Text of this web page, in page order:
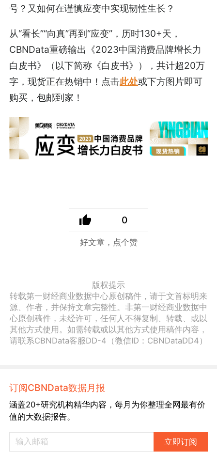
号？又如何在谨慎应变中实现韧性生长？
从“看长”“向真”再到“应变”，历时130+天，
CBNData重磅输出《2023中国消费品牌增长力
白皮书》（以下简称《白皮书》），共计超20万
字，现货正在热销中！点击此处或下方图片即可
购买，包邮到家！
0
好文章，点个赞
版权提示
转载第一财经商业数据中心原创稿件，请于文首标明来
源、作者，并保持文章完整性。非第一财经商业数据中
心原创稿件，未经许可，任何人不得复制、转载、或以
其他方式使用。如需转载或以其他方式使用稿件内容，
请联系CBNData客服DD-4（微信ID：CBNDataDD4）
订阅CBNData数据月报
涵盖20+研究机构精华内容，每月为你整理全网最有价
值的大数据报告。
立即订阅